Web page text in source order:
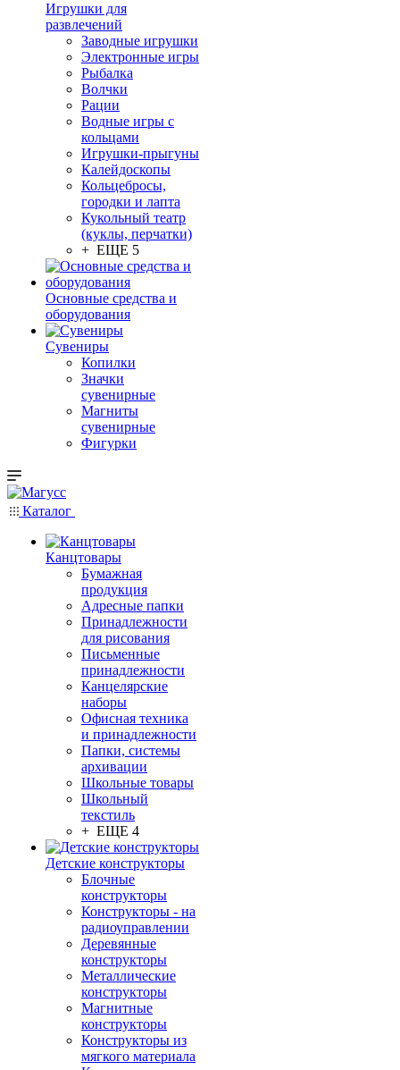
Игрушки для
развлечений
Заводные игрушки
Электронные игры
Рыбалка
Волчки
Рации
Водные игры с
кольцами
Игрушки-прыгуны
Калейдоскопы
Кольцебросы,
городки и лапта
Кукольный театр
(куклы, перчатки)
+ ЕЩЕ 5
Основные средства и
оборудования
Сувениры
Копилки
Значки
сувенирные
Магниты
сувенирные
Фигурки
Каталог
Канцтовары
Бумажная
продукция
Адресные папки
Принадлежности
для рисования
Письменные
принадлежности
Канцелярские
наборы
Офисная техника
и принадлежности
Папки, системы
архивации
Школьные товары
Школьный
текстиль
+ ЕЩЕ 4
Детские конструкторы
Блочные
конструкторы
Конструкторы - на
радиоуправлении
Деревянные
конструкторы
Металлические
конструкторы
Магнитные
конструкторы
Конструкторы из
мягкого материала